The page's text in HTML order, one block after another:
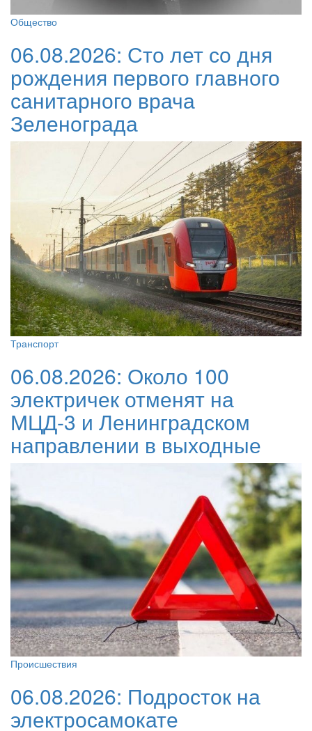
Общество
06.08.2026: Сто лет со дня
рождения первого главного
санитарного врача
Зеленограда
Транспорт
06.08.2026: Около 100
электричек отменят на
МЦД-3 и Ленинградском
направлении в выходные
Происшествия
06.08.2026: Подросток на
электросамокате